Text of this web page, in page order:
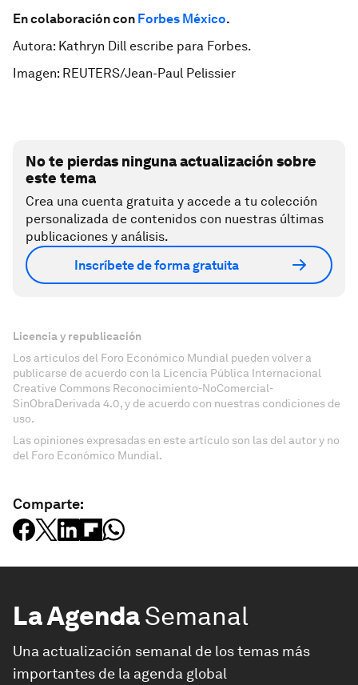
En colaboración con Forbes México.
Autora: Kathryn Dill escribe para Forbes.
Imagen: REUTERS/Jean-Paul Pelissier
No te pierdas ninguna actualización sobre
este tema
Crea una cuenta gratuita y accede a tu colección
personalizada de contenidos con nuestras últimas
publicaciones y análisis.
Inscríbete de forma gratuita
Licencia y republicación
Los artículos del Foro Económico Mundial pueden volver a
publicarse de acuerdo con la Licencia Pública Internacional
Creative Commons Reconocimiento-NoComercial-
SinObraDerivada 4.0, y de acuerdo con nuestras condiciones de
uso.
Las opiniones expresadas en este artículo son las del autor y no
del Foro Económico Mundial.
Comparte:
La AgendaSemanal
Una actualización semanal de los temas más
importantes de la agenda global